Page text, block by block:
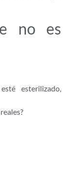
no es
esterilizado,